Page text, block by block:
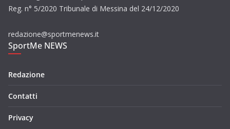
Reg. n° 5/2020 Tribunale di Messina del 24/12/2020
redazione@sportmenews.it
SportMe NEWS
Redazione
Contatti
Privacy